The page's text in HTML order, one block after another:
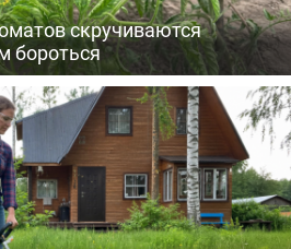
скручиваются
бороться